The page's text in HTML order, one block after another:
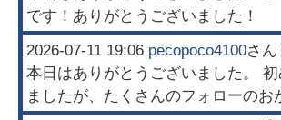
です！ありがとうございました！
2026-07-11 19:06 pecopoco4100さん
本日はありがとうございました。
ましたが、たくさんのフォローの